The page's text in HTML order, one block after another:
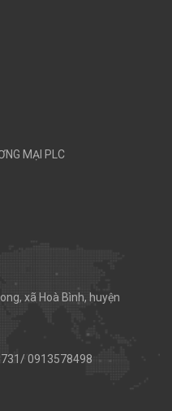
MẠI PLC
xã Hoà Bình, huyện
0913578498